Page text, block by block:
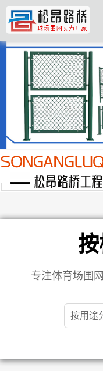
专注体育场围
按用途